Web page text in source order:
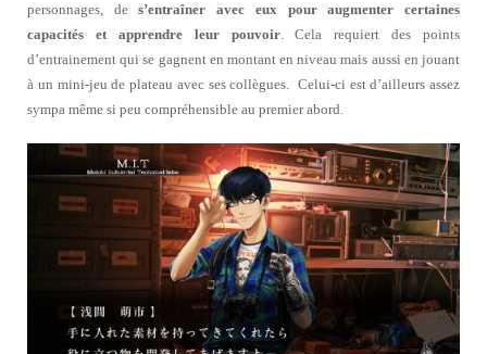
personnages, des’entraîner avec eux pour augmenter certaines
capacités et apprendre leur pouvoir. Cela requiert des points
d’entrainement qui se gagnent en montant en niveau mais aussi en jouant
à un mini-jeu de plateau avec ses collègues. Celui-ci est d’ailleurs assez
sympa même si peu compréhensible au premier abord.